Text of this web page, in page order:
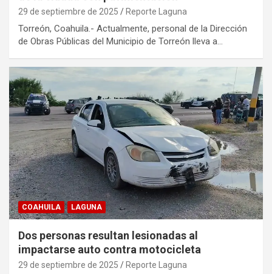
29 de septiembre de 2025 Reporte Laguna
Torreón, Coahuila.- Actualmente, personal de la Dirección
de Obras Públicas del Municipio de Torreón lleva a…
COAHUILA LAGUNA
Dos personas resultan lesionadas al
impactarse auto contra motocicleta
29 de septiembre de 2025 Reporte Laguna